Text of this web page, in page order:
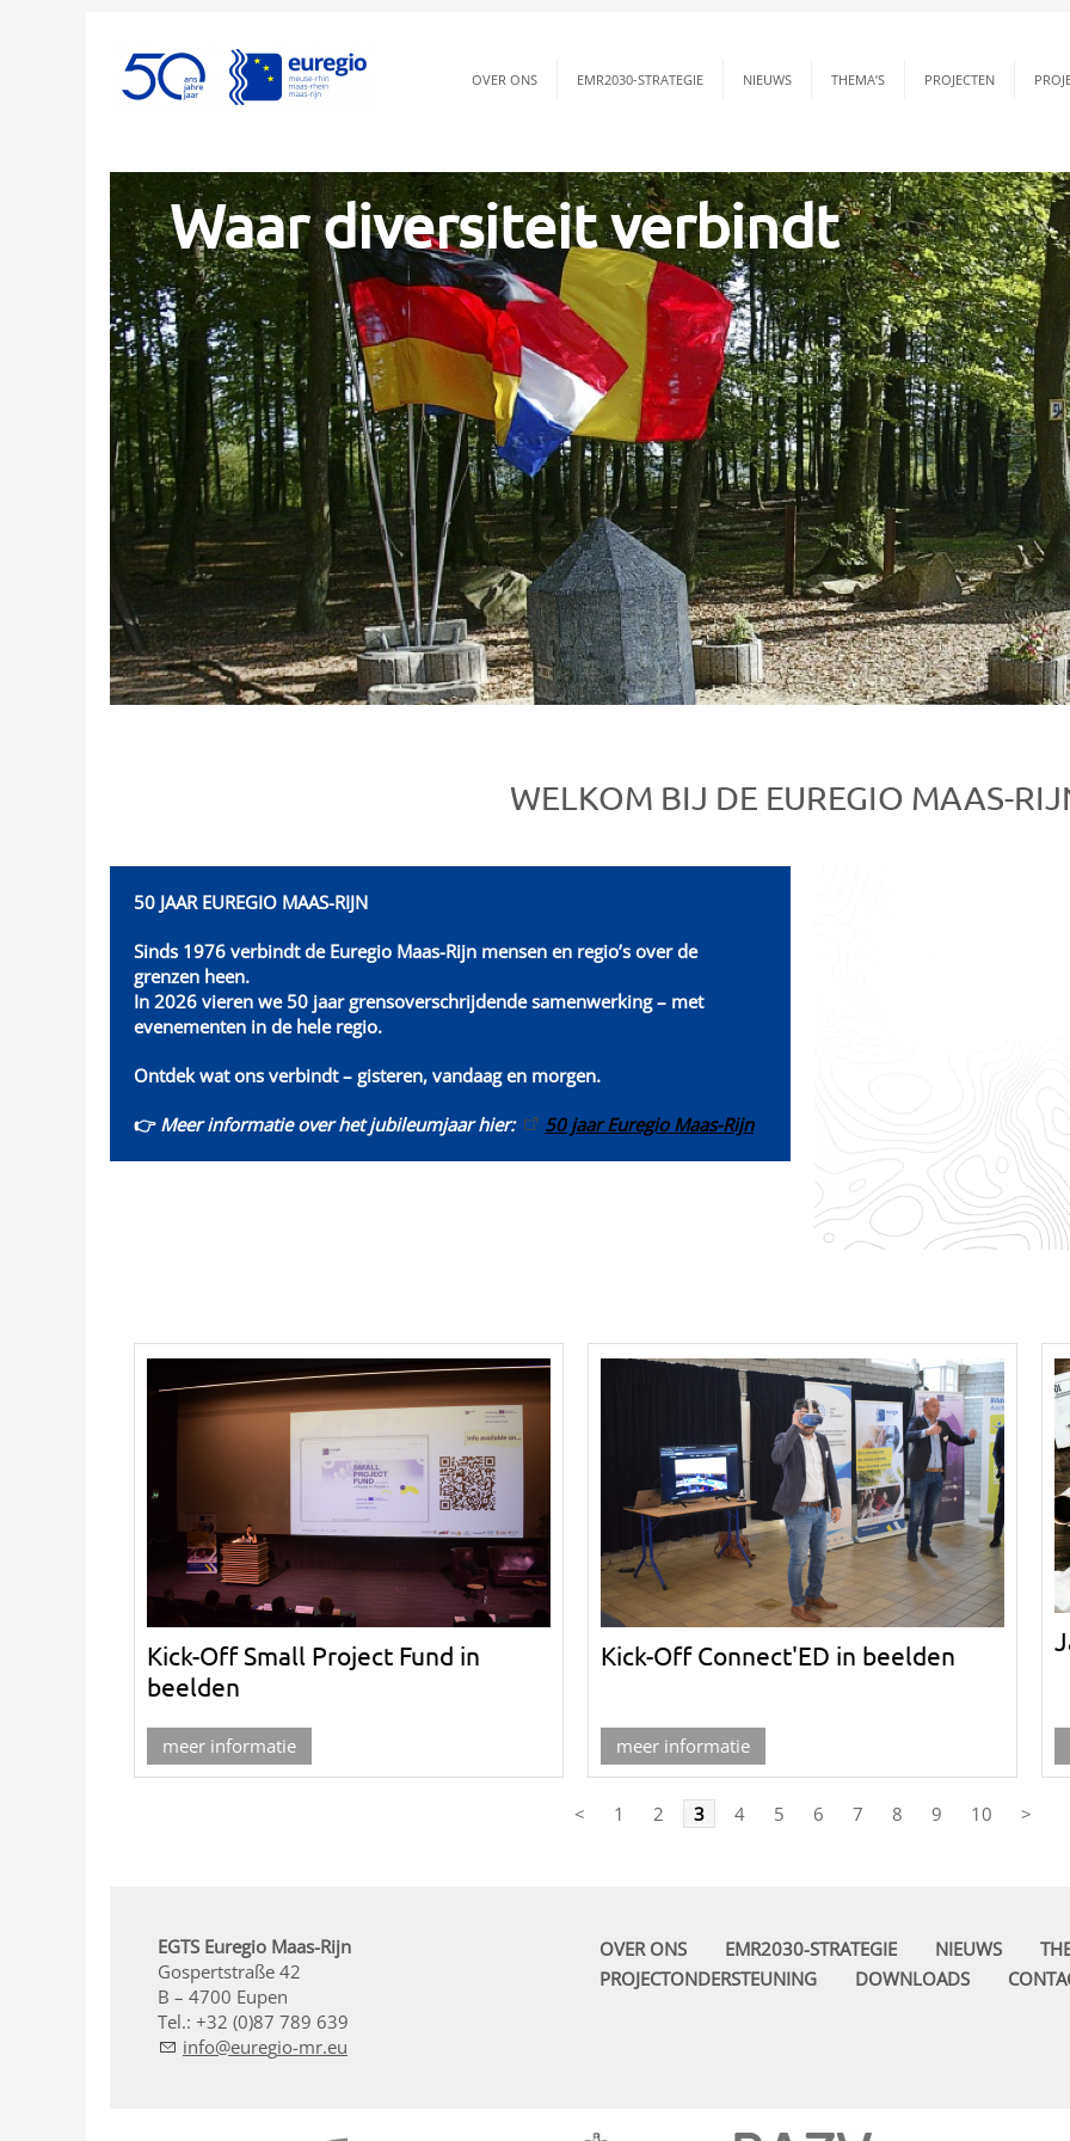
OVER ONS EMR2030-STRATEGIE NIEUWS THEMA’S PROJECTEN
Waar diversiteit verbindt
WELKOM BIJ DE EUREGIO MAAS-
50 JAAR EUREGIO MAAS-RIJN
Sinds 1976 verbindt de Euregio Maas-Rijn mensen en regio’s over de
grenzen heen.
In 2026 vieren we 50 jaar grensoverschrijdende samenwerking – met
evenementen in de hele regio.
Ontdek wat ons verbindt – gisteren, vandaag en morgen.
👉 Meer informatie over het jubileumjaar hier: 50 jaar Euregio Maas-Rijn
Kick-Off Small Project Fund in
beelden
meer informatie
Kick-Off Connect'ED in beelden
meer informatie
< 1 2 3 4 5 6 7 8 9 10 >
EGTS Euregio Maas-Rijn
Gospertstraße 42
B – 4700 Eupen
Tel.: +32 (0)87 789 639
nf
r g -mr
OVER ONS EMR2030-STRATEGIE NIEUWS
PROJECTONDERSTEUNING
DOWNLOADS